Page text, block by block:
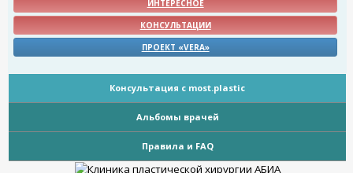
ИНТЕРЕСНОЕ
КОНСУЛЬТАЦИИ
ПРОЕКТ «VERA»
Консультация с most.plastic
Альбомы врачей
Правила и FAQ